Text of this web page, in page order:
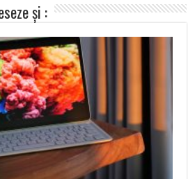
și :